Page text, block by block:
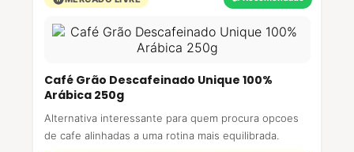
Café Grão Descafeinado Unique 100%
Arábica 250g
Alternativa interessante para quem procura opcoes
de cafe alinhadas a uma rotina mais equilibrada.